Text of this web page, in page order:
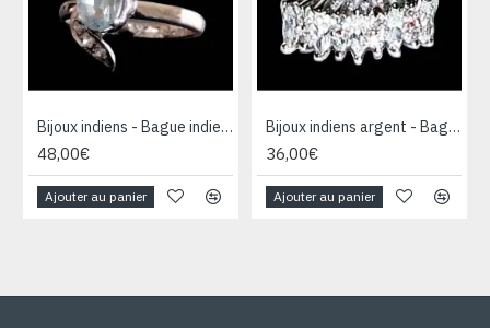
Bijoux indiens - Bague indienne rhodiée Topaze
48,00€
Ajouter au panier
Bijoux indiens argent - Bague indienne oxyde de Zirconium
36,00€
Ajouter au panier